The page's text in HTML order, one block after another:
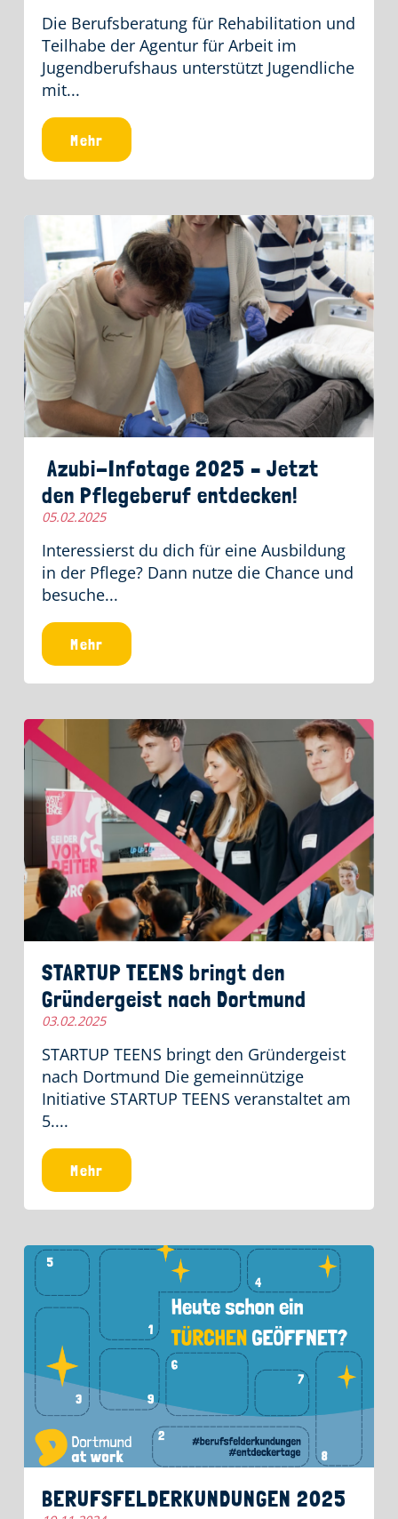
Die Berufsberatung für Rehabilitation und
Teilhabe der Agentur für Arbeit im
Jugendberufshaus unterstützt Jugendliche
mit...
Mehr
Azubi-Infotage 2025 – Jetzt
den Pflegeberuf entdecken!
05.02.2025
Interessierst du dich für eine Ausbildung
in der Pflege? Dann nutze die Chance und
besuche...
Mehr
STARTUP TEENS bringt den
Gründergeist nach Dortmund
03.02.2025
STARTUP TEENS bringt den Gründergeist
nach Dortmund Die gemeinnützige
Initiative STARTUP TEENS veranstaltet am
5....
Mehr
BERUFSFELDERKUNDUNGEN 2025